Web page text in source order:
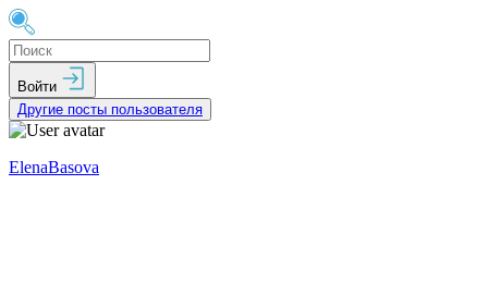
Войти
Другие посты пользователя
ElenaBasova